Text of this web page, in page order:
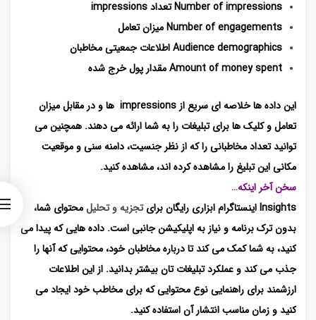
Number of impressions تعداد impressions
Number of engagements میزان تعامل
Audience demographics اطلاعات جمعیتی مخاطبان
Amount of money spent مقدار پول خرج شده
این داده ها خلاصه ای سریع از impressions ها و در مقابل میزان
تعامل و کلیک ها برای تبلیغات را به شما ارائه می دهند. همچنین می
توانید تعداد مخاطبانی را که از نظر جنسیت، دامنه سنی و موقعیت
مکانی این تبلیغ را مشاهده کرده اند، مشاهده کنید.
سخن آخر اینکه…
Insights اینستاگرام ابزاری رایگان برای
تجزیه و تحلیلمحتوای شما،
بدون ترک برنامه و نیاز به اپلیکیشن جانبی است. داده هایی که پیدا می
کنید، به شما کمک می کند تا درباره مخاطبان خود، محتوایی که آنها را
جذب می کند و عملکرد تبلیغات تان بیشتر بدانید. از این اطلاعات
ارزشمند برای راهنمایی نوع محتوایی که برای مخاطب خود ایجاد می
کنید و زمان مناسب انتشار آن استفاده کنید.